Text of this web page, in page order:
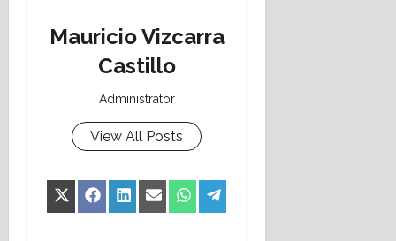
Mauricio Vizcarra
Castillo
Administrator
View All Posts
Share
X
Share
Facebook
Share
LinkedIn
Share
EmailShare
WhatsApp
Share
Telegram